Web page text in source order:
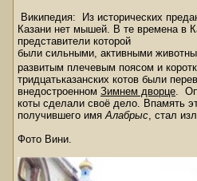
Википедия: Из исторических
Казани нет мышей. В те времена в
представители которой
были сильными, активными
развитым плечевым поясом и
тридцатьказанских котов были
внедостроенном Зимнем дворце.
коты сделали своё дело. Впамять
получившего имяАлабрыс, стал
Фото Вини.